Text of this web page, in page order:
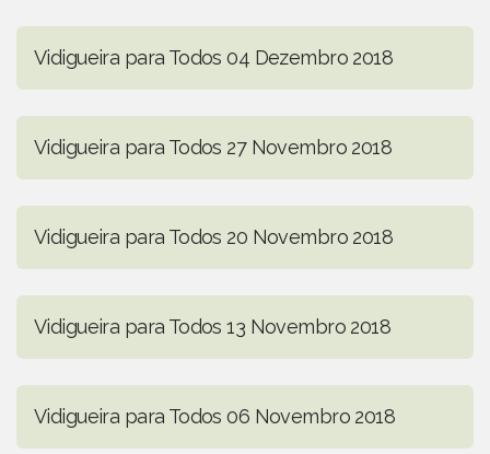
Vidigueira para Todos 04 Dezembro 2018
Vidigueira para Todos 27 Novembro 2018
Vidigueira para Todos 20 Novembro 2018
Vidigueira para Todos 13 Novembro 2018
Vidigueira para Todos 06 Novembro 2018